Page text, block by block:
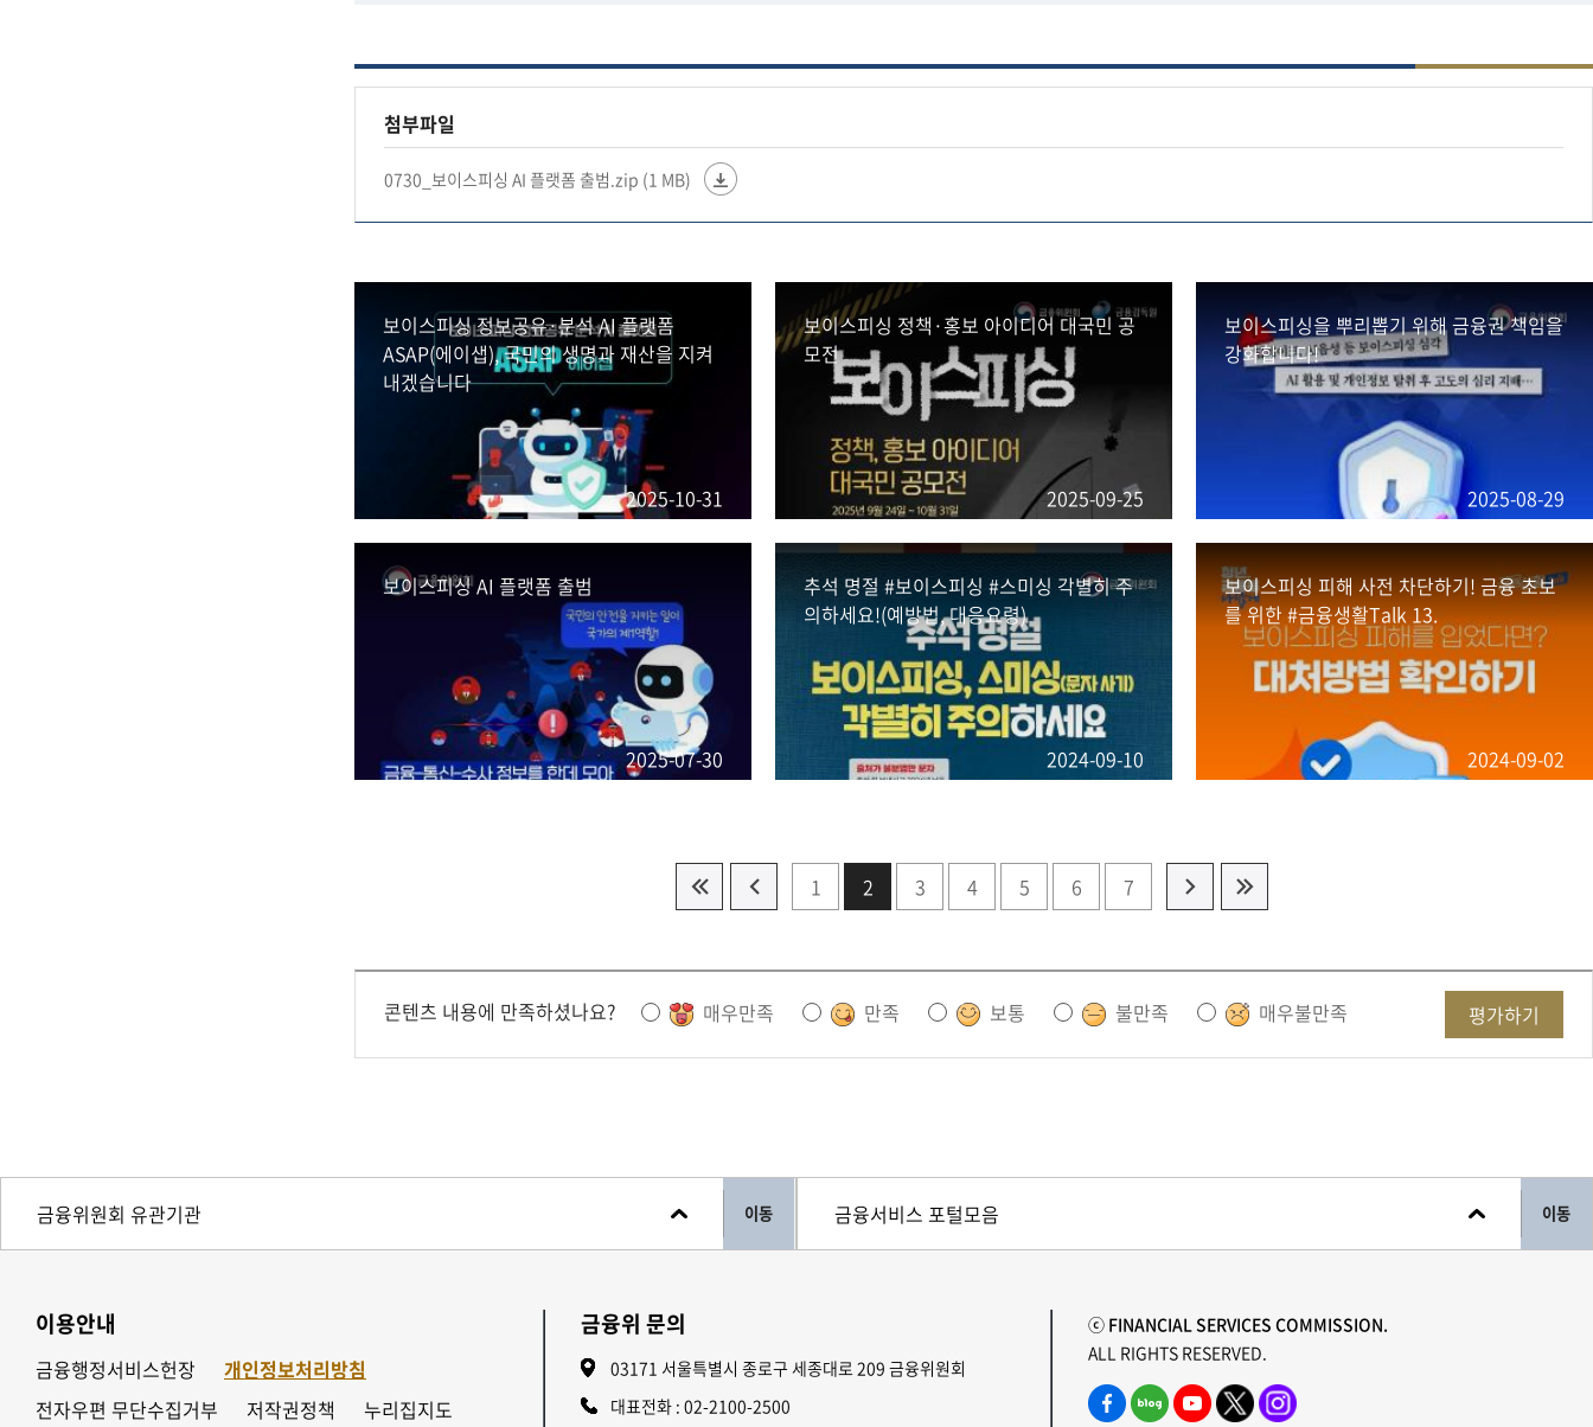
첨부파일
0730_보이스피싱 AI 플랫폼 출범.zip (1 MB)
보이스피싱 정보공유·분석 AI 플랫폼
ASAP(에이샙), 국민의 생명과 재산을 지켜
내겠습니다
2025-10-31
보이스피싱 정책·홍보 아이디어 대국민 공
모전
2025-09-25
보이스피싱을 뿌리뽑기 위해 금융권 책임을
강화합니다!
2025-08-29
보이스피싱 AI 플랫폼 출범
2025-07-30
추석 명절 #보이스피싱 #스미싱 각별히 주
의하세요!(예방법, 대응요령)
2024-09-10
보이스피싱 피해 사전 차단하기! 금융 초보
를 위한 #금융생활Talk 13.
2024-09-02
1 2 3 4 5 6 7
콘텐츠 내용에 만족하셨나요? 매우만족 만족 보통 불만족 매우불만족 평가하기
이동 이동
이용안내
금융행정서비스헌장
개인정보처리방침
전자우편 무단수집거부
저작권정책 누리집지도
금융위 문의
03171 서울특별시 종로구 세종대로 209 금융위원회
대표전화 : 02-2100-2500
ⓒ FINANCIAL SERVICES COMMISSION.
ALL RIGHTS RESERVED.